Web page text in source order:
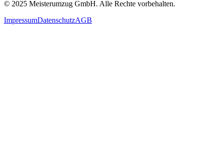
© 2025 Meisterumzug GmbH. Alle Rechte vorbehalten.
ImpressumDatenschutzAGB